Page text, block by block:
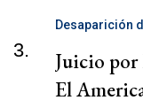
3.
Desaparición
Juicio por
El